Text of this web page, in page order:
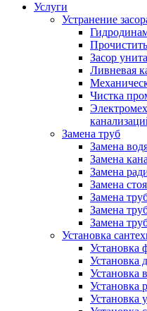
Услуги
Устранение
Засор
Ливневая
Чистка
Замена труб
Замена
Замена
Замена
Замена
Замена
Замена
Замена
Установка
Установка
Установка
Установка
Установка
Установка